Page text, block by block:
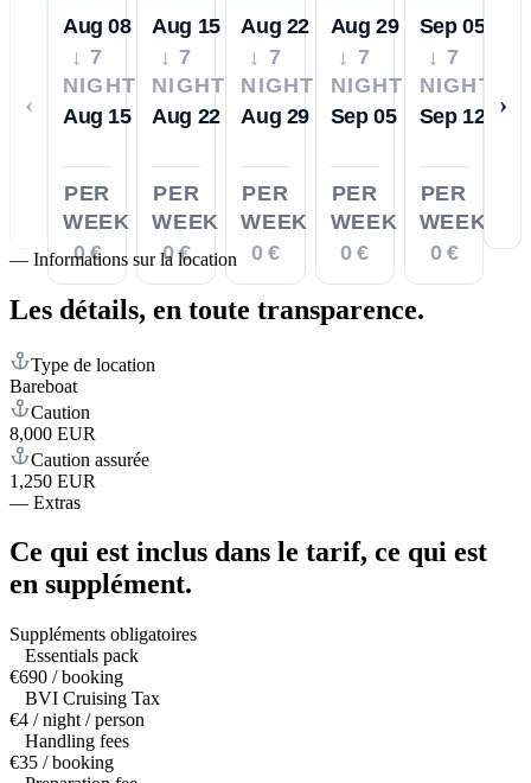
‹
Aug 08
↓ 7
NIGHTS
Aug 15
PER
WEEK
0 €
Aug 15
↓ 7
NIGHTS
Aug 22
PER
WEEK
0 €
Aug 22
↓ 7
NIGHTS
Aug 29
PER
WEEK
0 €
Aug 29
↓ 7
NIGHTS
Sep 05
PER
WEEK
0 €
Sep 05
↓ 7
NIGHTS
Sep 12
PER
WEEK
0 €
›
— Informations sur la location
Les détails, en toute transparence.
Type de location
Bareboat
Caution
8,000 EUR
Caution assurée
1,250 EUR
— Extras
Ce qui est inclus dans le tarif, ce qui est
en supplément.
Suppléments obligatoires
Essentials pack
€690 / booking
BVI Cruising Tax
€4 / night / person
Handling fees
€35 / booking